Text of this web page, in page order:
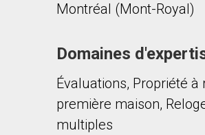
Montréal (Mont-Royal)
Domaines
Évaluations, Propriété
première maison,
multiples